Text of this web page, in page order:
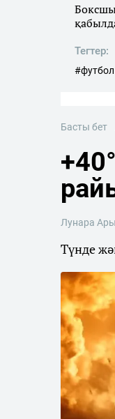
Тегтер:
Басты бет
Лунара
Түнде